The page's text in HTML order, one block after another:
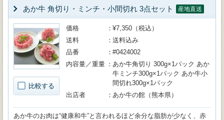
あか牛 角切り・ミンチ・小間切れ 3点セット 産地直送
比較する
価格
¥7,350（税込）
送料
送料込み
品番
#0424002
内容量／重量
あか牛角切り 300g×1パック あか
牛ミンチ300g×1パック あか牛小
間切れ300g×1パック
出店者
あか牛の館（熊本県）
あか牛のお肉は“健康和牛”と言われるほど余分な脂肪が少なく、赤